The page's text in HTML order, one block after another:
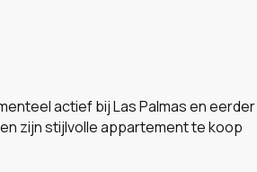
actief bij Las Palmas en eerder
zijn stijlvolle appartement te koop